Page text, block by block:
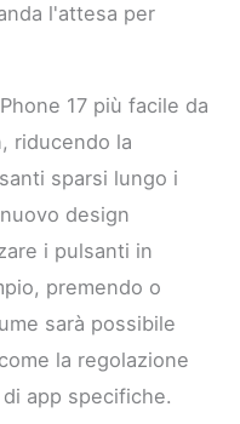
l'attesa per
17 più facile da
riducendo la
sparsi lungo i
design
i pulsanti in
premendo o
sarà possibile
la regolazione
app specifiche.